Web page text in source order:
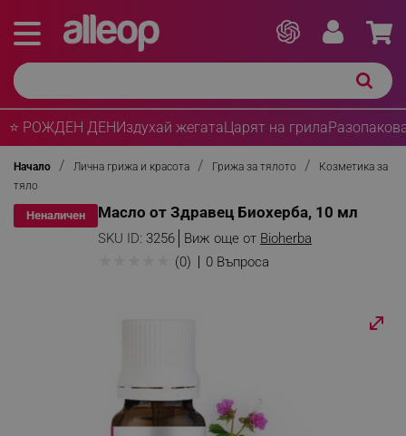
⭐ РОЖДЕН ДЕНИздухай жегатаЦарят на грила
Начало Лична грижа и красота Грижа за тялото
Козметика за
тяло
Неналичен Масло от Здравец Биохерба, 10 мл
SKU ID: 3256 Виж още от Bioherba
(0) 0 Въпроса